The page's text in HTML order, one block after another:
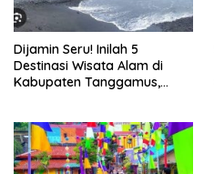
Dijamin Seru! Inilah 5
Destinasi Wisata Alam di
Kabupaten Tanggamus,